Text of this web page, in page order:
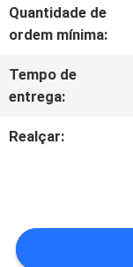
CONTROLE
DA
QUALIDADE
NOS
Quantidade de
ordem mínima:
Tempo de
entrega:
Realçar: